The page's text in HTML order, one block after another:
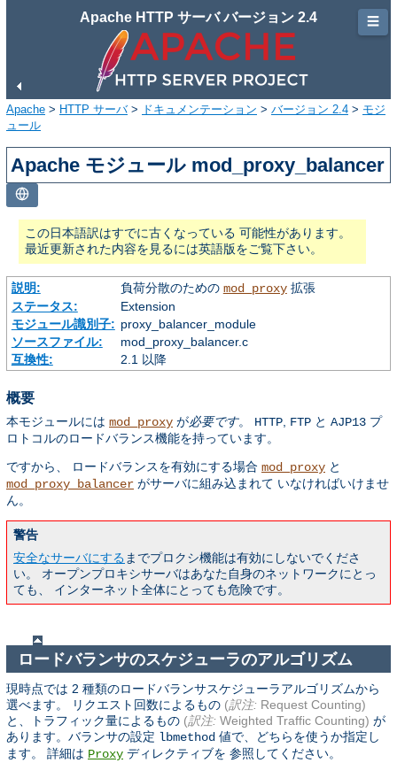
Apache HTTP サーバ バージョン 2.4
Apache > HTTP サーバ> ドキュメンテーション > バージョン 2.4 > モジ
ュール
Apache モジュール mod_proxy_balancer
この日本語訳はすでに古くなっている 可能性があります。
最近更新された内容を見るには英語版をご覧下さい。
説明: 負荷分散のための mod_proxy拡張
ステータス:
Extension
モジュール識別子: proxy_balancer_module
ソースファイル:
mod_proxy_balancer.c
互換性:
2.1 以降
概要
本モジュールには mod_proxy が必要です。 HTTP FTP と AJP13 プ
ロトコルのロードバランス機能を持っています。
ですから、 ロードバランスを有効にする場合 mod_proxy と
mod_proxy_balancer がサーバに組み込まれて いなければいけませ
ん。
警告
安全なサーバにする までプロクシ機能は有効にしないでくださ
い。 オープンプロキシサーバはあなた自身のネットワークにとっ
ても、 インターネット全体にとっても危険です。
ロードバランサのスケジューラのアルゴリズム
現時点では 2 種類のロードバランサスケジューラアルゴリズムから
選べます。 リクエスト回数によるもの (訳注: Request Counting)
と、トラフィック量によるもの (訳注: Weighted Traffic Counting) が
あります。バランサの設定 lbmethod 値で、どちらを使うか指定し
ます。 詳細は Proxy ディレクティブを 参照してください。
☰